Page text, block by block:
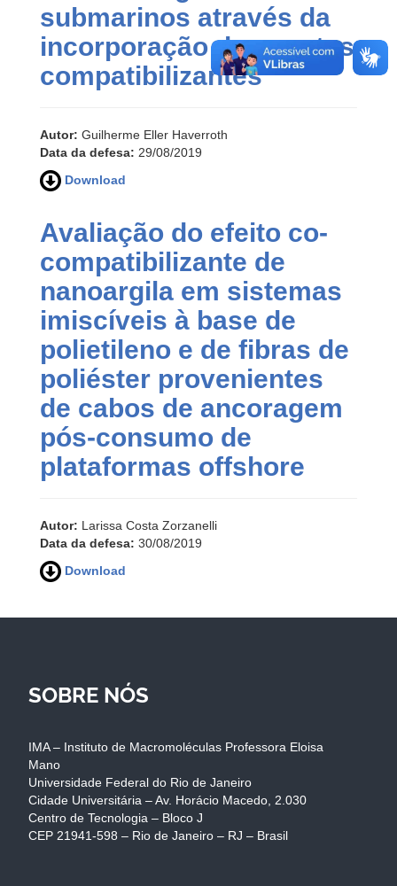
submarinos através da
incorporação de agentes
compatibilizantes
Autor: Guilherme Eller Haverroth
Data da defesa: 29/08/2019
Download
Avaliação do efeito co-
compatibilizante de
nanoargila em sistemas
imiscíveis à base de
polietileno e de fibras de
poliéster provenientes
de cabos de ancoragem
pós-consumo de
plataformas offshore
Autor: Larissa Costa Zorzanelli
Data da defesa: 30/08/2019
Download
SOBRE NÓS
IMA – Instituto de Macromoléculas Professora Eloisa
Mano
Universidade Federal do Rio de Janeiro
Cidade Universitária – Av. Horácio Macedo, 2.030
Centro de Tecnologia – Bloco J
CEP 21941-598 – Rio de Janeiro – RJ – Brasil